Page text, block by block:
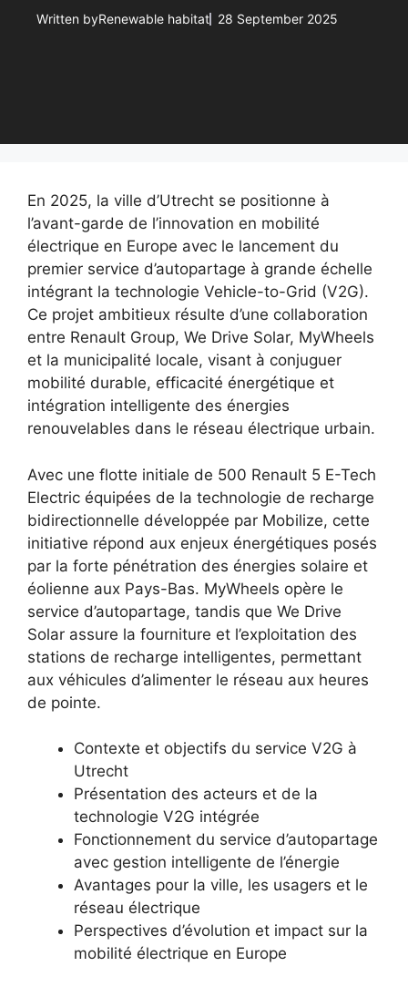
Written byRenewable habitat 28 September 2025
En 2025, la ville d’Utrecht se positionne à
l’avant-garde de l’innovation en mobilité
électrique en Europe avec le lancement du
premier service d’autopartage à grande échelle
intégrant la technologie Vehicle-to-Grid (V2G).
Ce projet ambitieux résulte d’une collaboration
entre Renault Group, We Drive Solar, MyWheels
et la municipalité locale, visant à conjuguer
mobilité durable, efficacité énergétique et
intégration intelligente des énergies
renouvelables dans le réseau électrique urbain.
Avec une flotte initiale de 500 Renault 5 E-Tech
Electric équipées de la technologie de recharge
bidirectionnelle développée par Mobilize, cette
initiative répond aux enjeux énergétiques posés
par la forte pénétration des énergies solaire et
éolienne aux Pays-Bas. MyWheels opère le
service d’autopartage, tandis que We Drive
Solar assure la fourniture et l’exploitation des
stations de recharge intelligentes, permettant
aux véhicules d’alimenter le réseau aux heures
de pointe.
Contexte et objectifs du service V2G à
Utrecht
Présentation des acteurs et de la
technologie V2G intégrée
Fonctionnement du service d’autopartage
avec gestion intelligente de l’énergie
Avantages pour la ville, les usagers et le
réseau électrique
Perspectives d’évolution et impact sur la
mobilité électrique en Europe